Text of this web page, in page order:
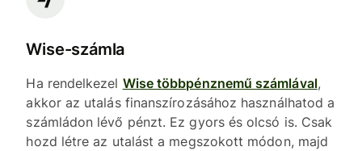
Wise-számla
Ha rendelkezel Wise többpénznemű számlával,
akkor az utalás finanszírozásához használhatod a
számládon lévő pénzt. Ez gyors és olcsó is. Csak
hozd létre az utalást a megszokott módon, majd